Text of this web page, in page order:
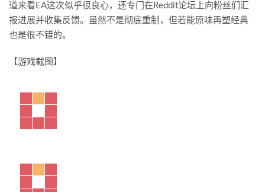
道来看EA这次似乎很良心，还专门在Reddit论坛上向粉丝们汇
报进展并收集反馈。虽然不是彻底重制，但若能原味再塑经典
也是很不错的。
【游戏截图】